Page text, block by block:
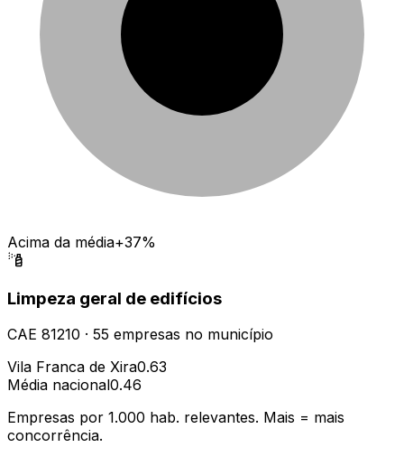
Acima da média+37%
Limpeza geral de edifícios
CAE 81210 · 55 empresas no município
Vila Franca de Xira0.63
Média nacional0.46
Empresas por 1.000 hab. relevantes. Mais = mais
concorrência.